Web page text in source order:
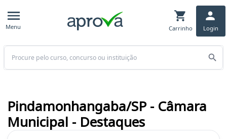
Menu Carrinho Login
Buscar
Pindamonhangaba/SP - Câmara
Municipal - Destaques